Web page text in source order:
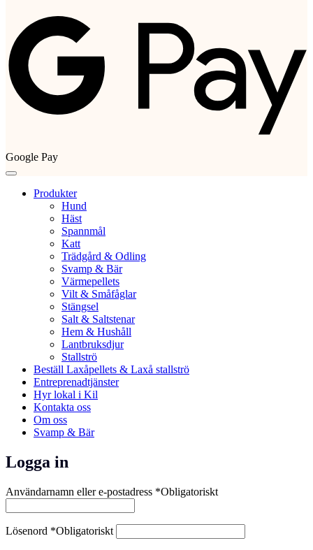
Google Pay
Produkter
Hund
Häst
Spannmål
Katt
Trädgård & Odling
Svamp & Bär
Värmepellets
Vilt & Småfåglar
Stängsel
Salt & Saltstenar
Hem & Hushåll
Lantbruksdjur
Stallströ
Beställ Laxåpellets & Laxå stallströ
Entreprenadtjänster
Hyr lokal i Kil
Kontakta oss
Om oss
Svamp & Bär
Logga in
Användarnamn eller e-postadress *Obligatoriskt
Lösenord *Obligatoriskt